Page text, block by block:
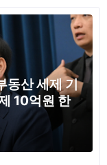
동산 세제 기
10억원 한